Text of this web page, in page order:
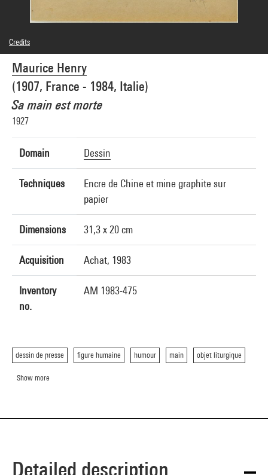
Maurice Henry
(1907, France - 1984, Italie)
Sa main est morte
1927
Domain Dessin
Techniques
Encre de Chine et mine graphite sur
papier
Dimensions 31,3 x 20 cm
Acquisition Achat, 1983
Inventory
no.
AM 1983-475
dessin de presse figure humaine humour main objet liturgique
Show more
Credits
© Adagp, Paris
Photo credits : Centre Pompidou, MNAM-CCI/Philippe Migeat/Dist. GrandPalaisRmn
Image reference : 4N89596
Image presentation :GrandPalaisRmnPhoto
Detailed description